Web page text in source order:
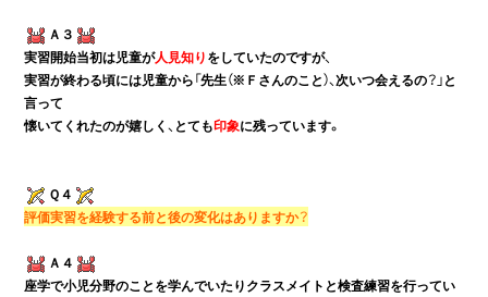
Ａ３
実習開始当初は児童が人見知りをしていたのですが、
実習が終わる頃には児童から「先生（※Ｆさんのこと）、次いつ会えるの？」と
言って
懐いてくれたのが嬉しく、とても印象
Ｑ４
評価実習を経験する前と後の変化はありますか？
Ａ４
座学で小児分野のことを学んでいたりクラスメイトと検査練習を行ってい